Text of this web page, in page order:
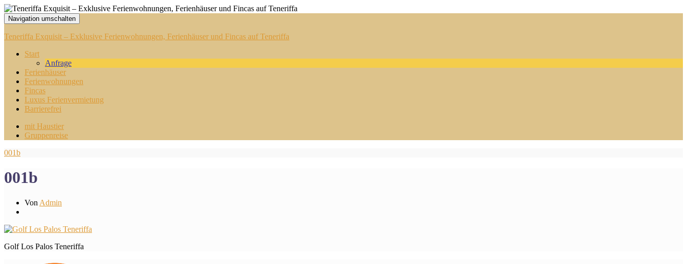
Navigation umschalten
Teneriffa Exquisit – Exklusive Ferienwohnungen, Ferienhäuser und Fincas auf Teneriffa
Start
Anfrage
Ferienhäuser
Ferienwohnungen
Fincas
Luxus Ferienvermietung
Barrierefrei
mit Haustier
Gruppenreise
001b
001b
Von Admin
Golf Los Palos Teneriffa